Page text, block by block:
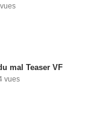
mal Teaser VF
vues